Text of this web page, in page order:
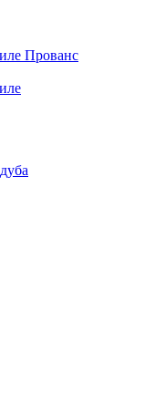
Прованс